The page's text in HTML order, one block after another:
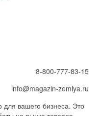
8-800-777-83-15
info@magazin-zemlya.ru
вашего бизнеса. Это